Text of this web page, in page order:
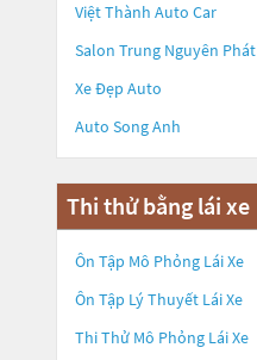
Việt Thành Auto Car
Salon Trung Nguyên Phát
Xe Đẹp Auto
Auto Song Anh
Thi thử bằng lái xe
Ôn Tập Mô Phỏng Lái Xe
Ôn Tập Lý Thuyết Lái Xe
Thi Thử Mô Phỏng Lái Xe